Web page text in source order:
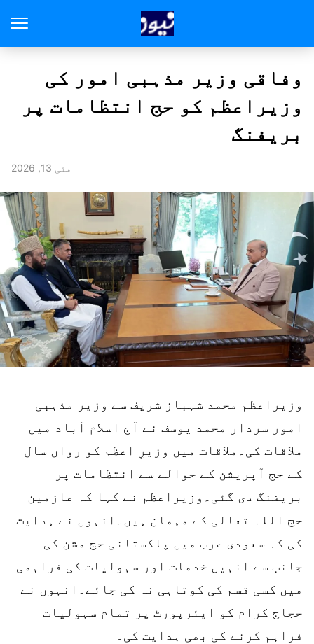
وفاقی وزیر مذہبی امور کی
وزیراعظم کو حج انتظامات پر
بریفنگ
مئی 13, 2026
وزیراعظم محمد شہباز شریف سے وزیر مذہبی
امور سردار محمد یوسف نے آج اسلام آباد میں
ملاقات کی۔ملاقات میں وزیرِ اعظم کو رواں سال
کے حج آپریشن کے حوالے سے انتظامات پر
بریفنگ دی گئی۔وزیراعظم نے کہا کہ عازمین
حج اللہ تعالی کے مہمان ہیں۔انہوں نے ہدایت
کی کہ سعودی عرب میں پاکستانی حج مشن کی
جانب سے انہیں خدمات اور سہولیات کی فراہمی
میں کسی قسم کی کوتاہی نہ کی جائے۔انہوں نے
حجاج کرام کو ایئرپورٹ پر تمام سہولیات
فراہم کرنے کی بھی ہدایت کی۔